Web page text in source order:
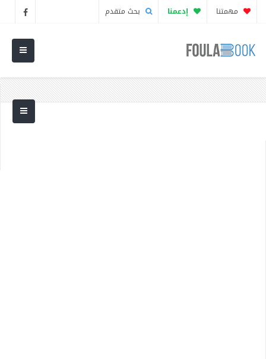
مهمتنا إدعمنا بحث متقدم